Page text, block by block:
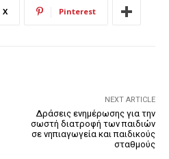
X Pinterest
NEXT ARTICLE
Δράσεις ενημέρωσης για την
σωστή διατροφή των παιδιών
σε νηπιαγωγεία και παιδικούς
σταθμούς